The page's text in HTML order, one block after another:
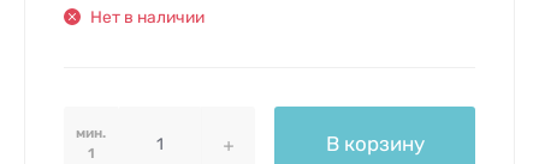
Нет в наличии
мин.
1
В корзину